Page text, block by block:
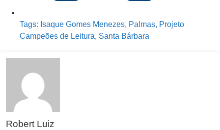
Tags: Isaque Gomes Menezes, Palmas, Projeto
Campeões de Leitura, Santa Bárbara
Robert Luiz